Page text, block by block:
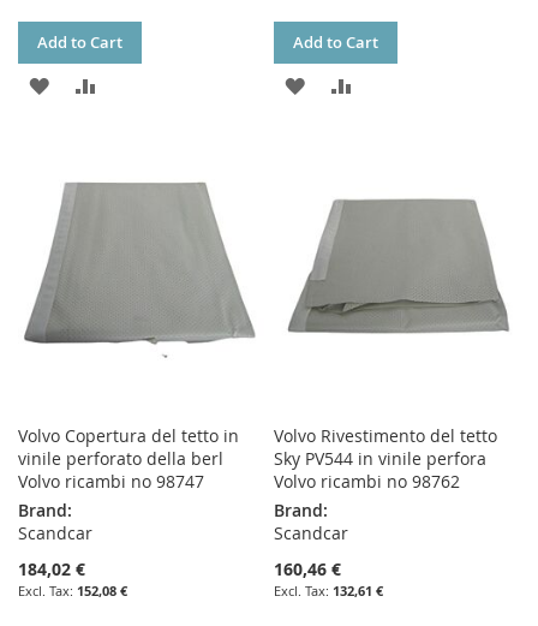
Add to Cart
ADD
LIST
Add to Cart
ADD
LIST
Volvo Copertura del tetto in
vinile perforato della berl
Volvo ricambi no 98747
Brand:
Scandcar
184,02 €
152,08 €
Volvo Rivestimento del tetto
Sky PV544 in vinile perfora
Volvo ricambi no 98762
Brand:
Scandcar
160,46 €
132,61 €